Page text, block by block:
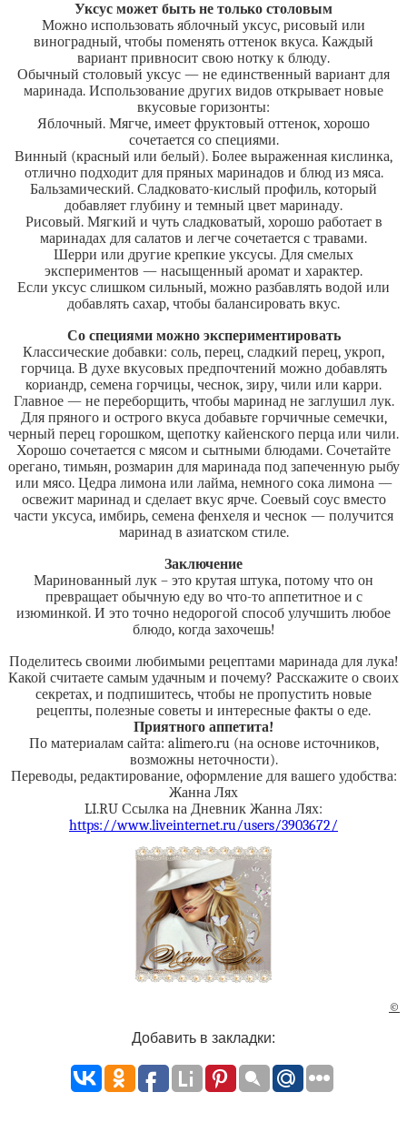
Уксус может быть не только столовым
Можно использовать яблочный уксус, рисовый или
виноградный, чтобы поменять оттенок вкуса. Каждый
вариант привносит свою нотку к блюду.
Обычный столовый уксус — не единственный вариант для
маринада. Использование других видов открывает новые
вкусовые горизонты:
Яблочный. Мягче, имеет фруктовый оттенок, хорошо
сочетается со специями.
Винный (красный или белый). Более выраженная кислинка,
отлично подходит для пряных маринадов и блюд из мяса.
Бальзамический. Сладковато-кислый профиль, который
добавляет глубину и темный цвет маринаду.
Рисовый. Мягкий и чуть сладковатый, хорошо работает в
маринадах для салатов и легче сочетается с травами.
Шерри или другие крепкие уксусы. Для смелых
экспериментов — насыщенный аромат и характер.
Если уксус слишком сильный, можно разбавлять водой или
добавлять сахар, чтобы балансировать вкус.
Со специями можно экспериментировать
Классические добавки: соль, перец, сладкий перец, укроп,
горчица. В духе вкусовых предпочтений можно добавлять
кориандр, семена горчицы, чеснок, зиру, чили или карри.
Главное — не переборщить, чтобы маринад не заглушил лук.
Для пряного и острого вкуса добавьте горчичные семечки,
черный перец горошком, щепотку кайенского перца или чили.
Хорошо сочетается с мясом и сытными блюдами. Сочетайте
орегано, тимьян, розмарин для маринада под запеченную рыбу
или мясо. Цедра лимона или лайма, немного сока лимона —
освежит маринад и сделает вкус ярче. Соевый соус вместо
части уксуса, имбирь, семена фенхеля и чеснок — получится
маринад в азиатском стиле.
Заключение
Маринованный лук – это крутая штука, потому что он
превращает обычную еду во что-то аппетитное и с
изюминкой. И это точно недорогой способ улучшить любое
блюдо, когда захочешь!
Поделитесь своими любимыми рецептами маринада для лука!
Какой считаете самым удачным и почему? Расскажите о своих
секретах, и подпишитесь, чтобы не пропустить новые
рецепты, полезные советы и интересные факты о еде.
Приятного аппетита!
По материалам сайта: alimero.ru (на основе источников,
возможны неточности).
Переводы, редактирование, оформление для вашего удобства:
Жанна Лях
LI.RU Ссылка на Дневник Жанна Лях:
https://www.liveinternet.ru/users/3903672/
©
Добавить в закладки: